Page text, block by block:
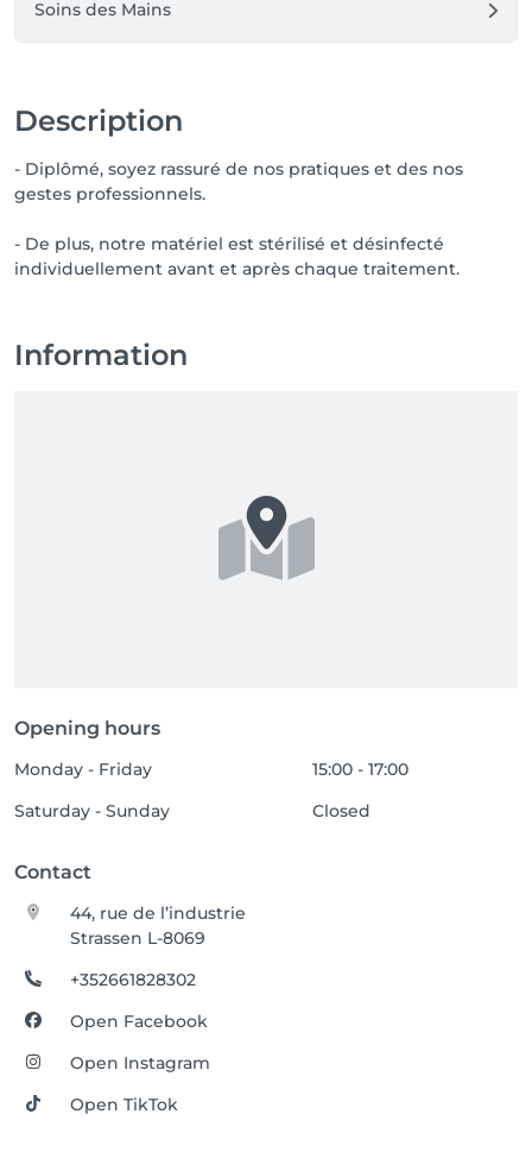
Soins des Mains
Description
- Diplômé, soyez rassuré de nos pratiques et des nos
gestes professionnels.
- De plus, notre matériel est stérilisé et désinfecté
individuellement avant et après chaque traitement.
Information
Opening hours
Monday - Friday
15:00 - 17:00
Saturday - Sunday
Closed
Contact
44, rue de l’industrie
Strassen L-8069
+352661828302
Open Facebook
Open Instagram
Open TikTok